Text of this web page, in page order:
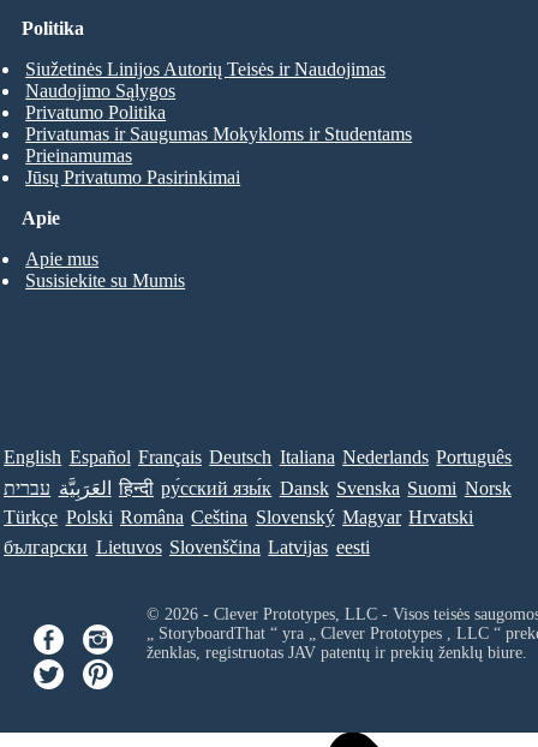
Apie
Apie mus
Susisiekite su Mumis
Politika
Siužetinės Linijos Autorių Teisės ir Naudojimas
Naudojimo Sąlygos
Privatumo Politika
Privatumas ir Saugumas Mokykloms ir Studentams
Prieinamumas
Jūsų Privatumo Pasirinkimai
English Español Français Deutsch Italiana Nederlands Português
עברית العَرَبِيَّة हिन्दी ру́сский язы́к Dansk Svenska Suomi Norsk
Türkçe Polski Româna Ceština Slovenský Magyar Hrvatski
български Lietuvos Slovenščina Latvijas eesti
© 2026 - Clever Prototypes, LLC - Visos teisės
„ StoryboardThat “ yra „ Clever Prototypes , LLC“
ženklas, registruotas JAV patentų ir prekių ženklų biure.